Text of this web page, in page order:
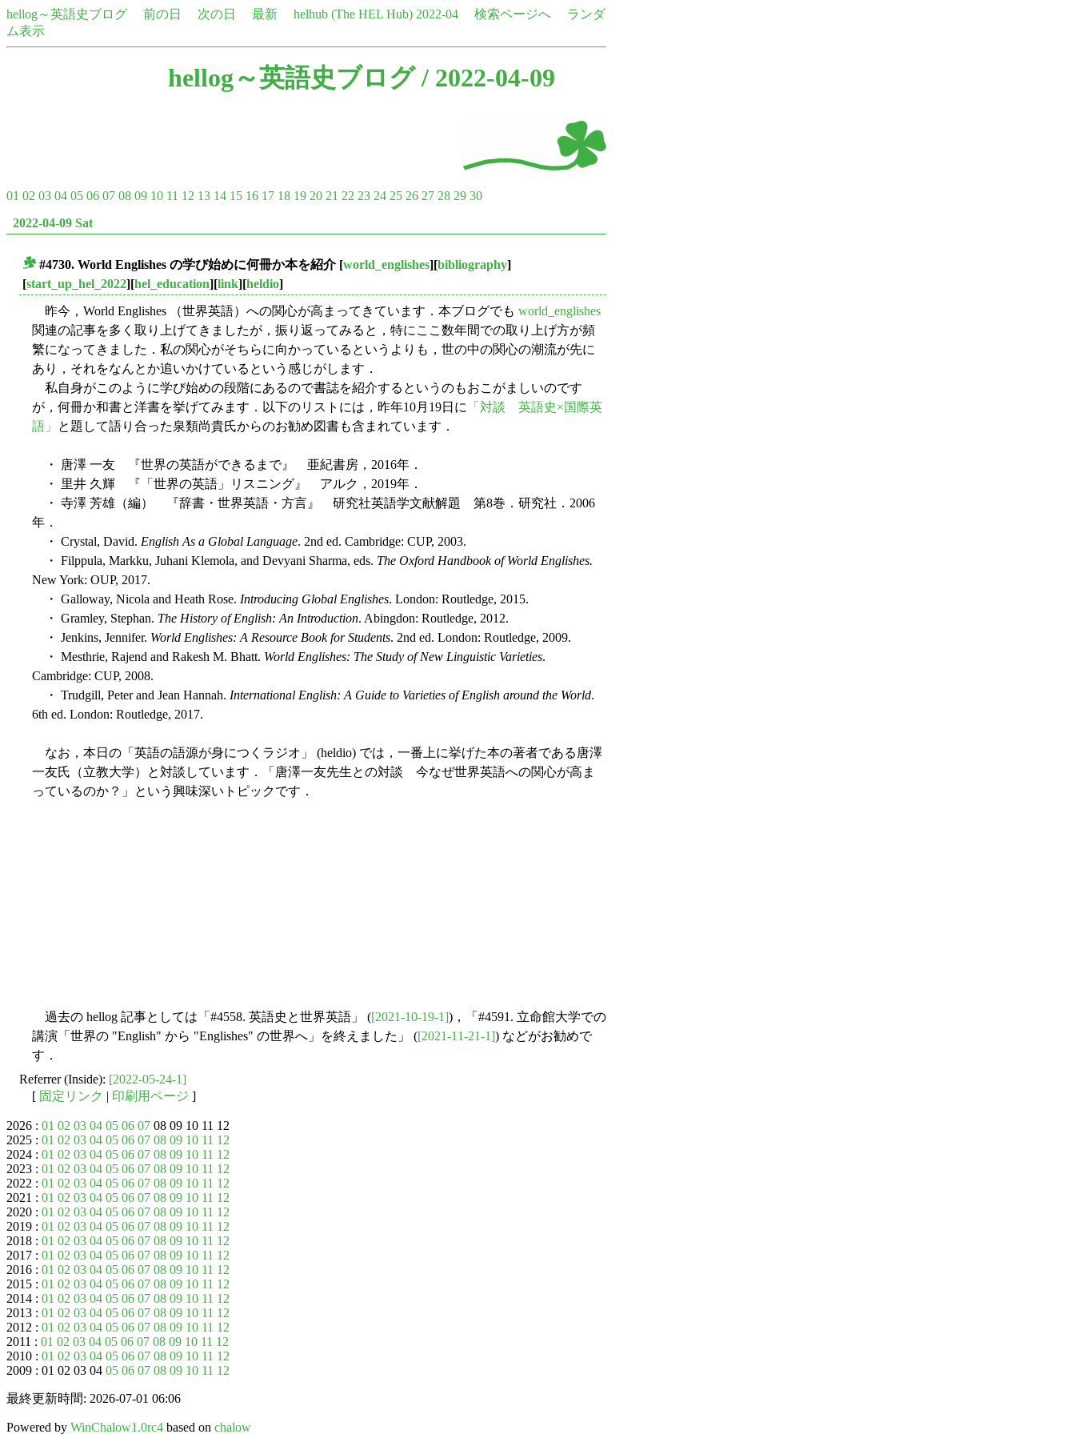
hellog～英語史ブログ 前の日 次の日 最新 helhub (The HEL Hub) 2022-04 検索ページへ
ランダ
ム表示
hellog～英語史ブログ/ 2022-04-09
01 02 03 04 05 06 07 08 09 10 11 12 13 14 15 16 17 18 19 20 21 22 23 24 25 26 27 28 29 30
2022-04-09 Sat
#4730. World Englishes の学び始めに何冊か本を紹介[world_englishes][bibliography]
[start_up_hel_2022][hel_education][link][heldio]
昨今，World Englishes （世界英語）への関心が高まってきています．本ブログでも world_englishes
関連の記事を多く取り上げてきましたが，振り返ってみると，特にここ数年間での取り上げ方が頻
繁になってきました．私の関心がそちらに向かっているというよりも，世の中の関心の潮流が先に
あり，それをなんとか追いかけているという感じがします．
私自身がこのように学び始めの段階にあるので書誌を紹介するというのもおこがましいのです
が，何冊か和書と洋書を挙げてみます．以下のリストには，昨年10月19日に
「対談 英語史×国際英
語」
と題して語り合った泉類尚貴氏からのお勧め図書も含まれています．
・ 唐澤 一友 『世界の英語ができるまで』 亜紀書房，2016年．
・ 里井 久輝 『「世界の英語」リスニング』 アルク，2019年．
・ 寺澤 芳雄（編） 『辞書・世界英語・方言』 研究社英語学文献解題 第8巻．研究社．2006
年．
・ Crystal, David. English As a Global Language. 2nd ed. Cambridge: CUP, 2003.
・ Filppula, Markku, Juhani Klemola, and Devyani Sharma, eds. The Oxford Handbook of World Englishes.
New York: OUP, 2017.
・ Galloway, Nicola and Heath Rose. Introducing Global Englishes. London: Routledge, 2015.
・ Gramley, Stephan. The History of English: An Introduction. Abingdon: Routledge, 2012.
・ Jenkins, Jennifer. World Englishes: A Resource Book for Students. 2nd ed. London: Routledge, 2009.
・ Mesthrie, Rajend and Rakesh M. Bhatt. World Englishes: The Study of New Linguistic Varieties.
Cambridge: CUP, 2008.
・ Trudgill, Peter and Jean Hannah. International English: A Guide to Varieties of English around the World.
6th ed. London: Routledge, 2017.
なお，本日の「英語の語源が身につくラジオ」 (heldio) では，一番上に挙げた本の著者である唐澤
一友氏（立教大学）と対談しています．「唐澤一友先生との対談 今なぜ世界英語への関心が高ま
っているのか？」という興味深いトピックです．
過去の hellog 記事としては「#4558. 英語史と世界英語」 ([2021-10-19-1])，「#4591. 立命館大学での
講演「世界の "English" から "Englishes" の世界へ」を終えました」 ([2021-11-21-1]) などがお勧めで
す．
Referrer (Inside): [2022-05-24-1]
[ 固定リンク | 印刷用ページ ]
2026 : 01 02 03 04 05 06 07 08 09 10 11 12
2025 : 01 02 03 04 05 06 07 08 09 10 11 12
2024 : 01 02 03 04 05 06 07 08 09 10 11 12
2023 : 01 02 03 04 05 06 07 08 09 10 11 12
2022 : 01 02 03 04 05 06 07 08 09 10 11 12
2021 : 01 02 03 04 05 06 07 08 09 10 11 12
2020 : 01 02 03 04 05 06 07 08 09 10 11 12
2019 : 01 02 03 04 05 06 07 08 09 10 11 12
2018 : 01 02 03 04 05 06 07 08 09 10 11 12
2017 : 01 02 03 04 05 06 07 08 09 10 11 12
2016 : 01 02 03 04 05 06 07 08 09 10 11 12
2015 : 01 02 03 04 05 06 07 08 09 10 11 12
2014 : 01 02 03 04 05 06 07 08 09 10 11 12
2013 : 01 02 03 04 05 06 07 08 09 10 11 12
2012 : 01 02 03 04 05 06 07 08 09 10 11 12
2011 : 01 02 03 04 05 06 07 08 09 10 11 12
2010 : 01 02 03 04 05 06 07 08 09 10 11 12
2009 : 01 02 03 04 05 06 07 08 09 10 11 12
最終更新時間: 2026-07-01 06:06
Powered by WinChalow1.0rc4 based on chalow